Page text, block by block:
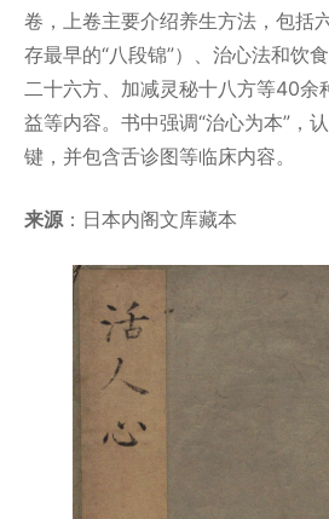
卷，上卷主要介绍养生方法，包括
存最早的“八段锦”）、治心法和饮
二十六方、加减灵秘十八方等40余
益等内容。书中强调“治心为本”，
键，并包含舌诊图等临床内容。
来源：日本内阁文库藏本